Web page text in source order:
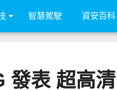
智慧駕駛 資安百科
表 超高